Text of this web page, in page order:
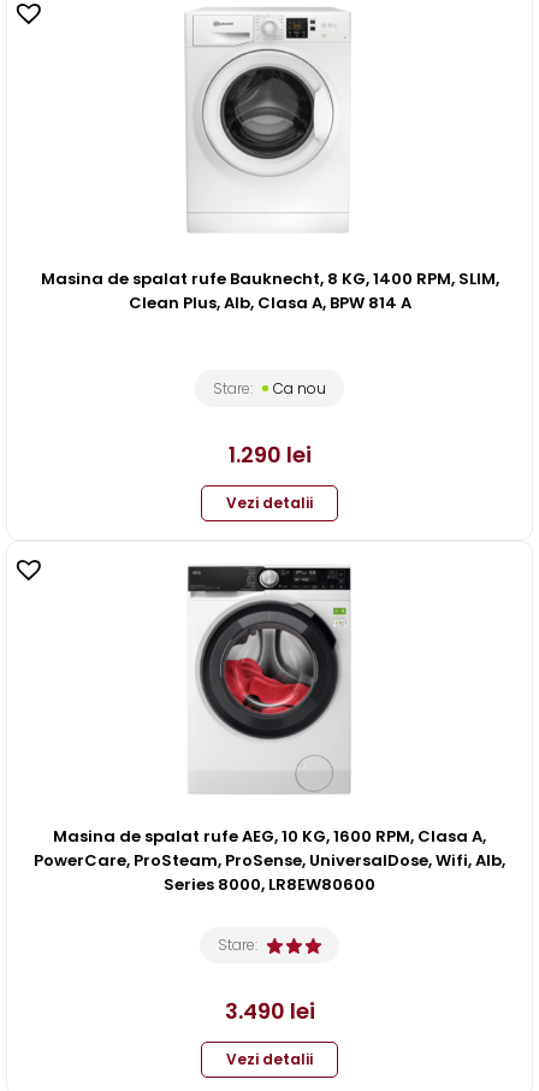
Masina de spalat rufe Bauknecht, 8 KG, 1400 RPM, SLIM,
Clean Plus, Alb, Clasa A, BPW 814 A
Stare: Ca nou
1.290 lei
Vezi detalii
Masina de spalat rufe AEG, 10 KG, 1600 RPM, Clasa A,
PowerCare, ProSteam, ProSense, UniversalDose, Wifi, Alb,
Series 8000, LR8EW80600
Stare:
3.490 lei
Vezi detalii